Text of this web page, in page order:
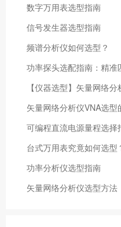
数字万用表选型指南
信号发生器选型指南
频谱分析仪如何选型？
功率探头选配指南：精准
【仪器选型】矢量网络
矢量网络分析仪VNA选型
可编程直流电源量程选择
台式万用表究竟如何选型
功率分析仪选型指南
矢量网络分析仪选型方法